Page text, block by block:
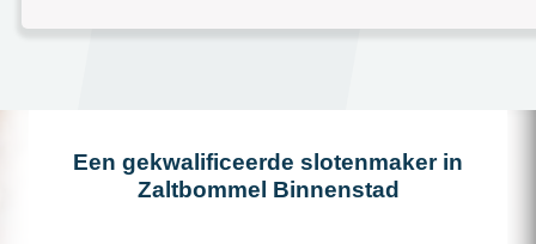
Een gekwalificeerde slotenmaker in
Zaltbommel Binnenstad